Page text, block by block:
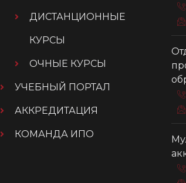
ДИСТАНЦИОННЫЕ
КУРСЫ
ОЧНЫЕ КУРСЫ
УЧЕБНЫЙ ПОРТАЛ
АККРЕДИТАЦИЯ
КОМАНДА ИПО